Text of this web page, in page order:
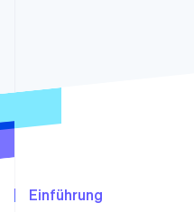
CO₂-Entnahme
Identity
Einführung